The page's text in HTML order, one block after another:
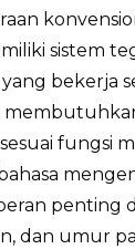
sistem
bekerja
fungsi
penting
dan umur